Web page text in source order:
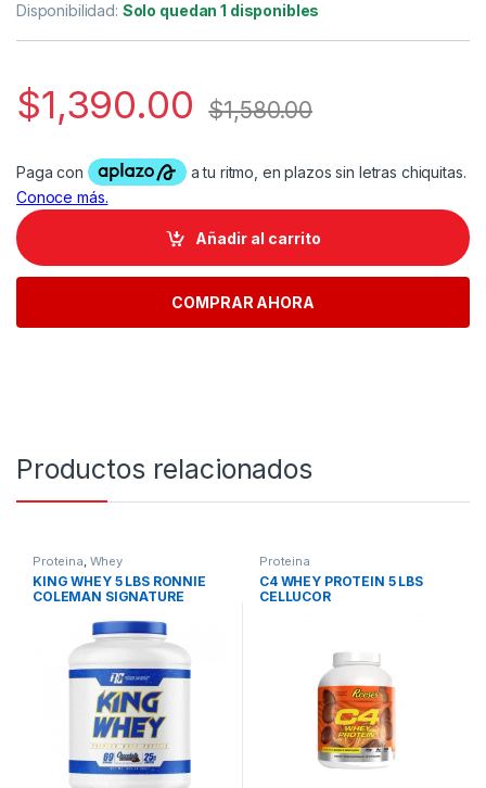
Disponibilidad: Solo quedan 1 disponibles
$1,390.00 $1,580.00
Añadir al carrito
COMPRAR AHORA
Productos relacionados
Proteina, Whey
KING WHEY 5 LBS RONNIE
COLEMAN SIGNATURE
Proteina
C4 WHEY PROTEIN 5 LBS
CELLUCOR